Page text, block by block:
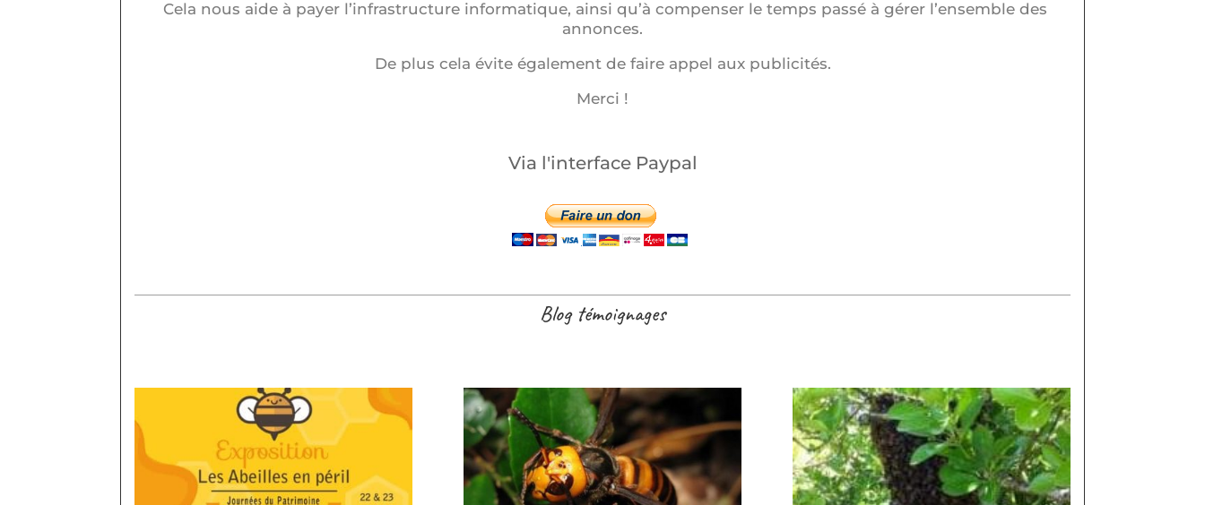
Cela nous aide à payer l’infrastructure informatique, ainsi qu’à compenser le temps passé à gérer l’ensemble des
annonces.
De plus cela évite également de faire appel aux publicités.
Merci !
Via l'interface Paypal
Blog témoignages